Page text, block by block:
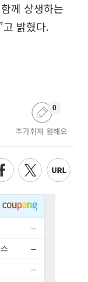
께 상생하는
밝혔다.
추가취재 원해요
0